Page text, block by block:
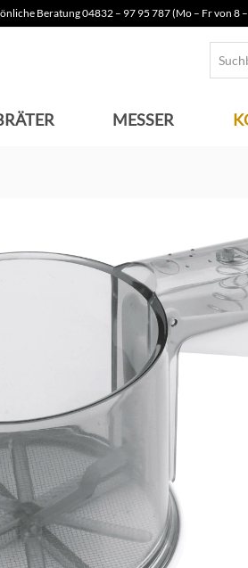
Beratung 04832 – 97 95 787 (Mo – Fr von 8
MESSER